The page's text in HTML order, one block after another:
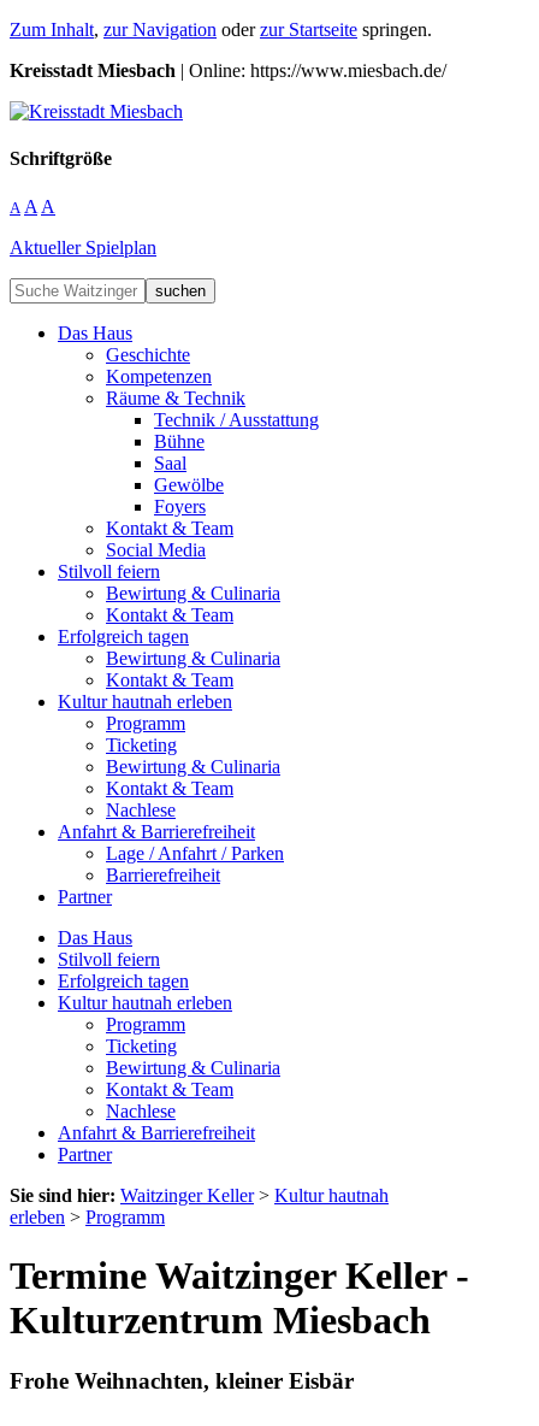
Zum Inhalt, zur Navigation oderzur Startseite springen.
Kreisstadt Miesbach | Online: https://www.miesbach.de/
Schriftgröße
A A A
Aktueller Spielplan
suchen
Das Haus
Geschichte
Kompetenzen
Räume & Technik
Technik / Ausstattung
Bühne
Saal
Gewölbe
Foyers
Kontakt & Team
Social Media
Stilvoll feiern
Bewirtung & Culinaria
Kontakt & Team
Erfolgreich tagen
Bewirtung & Culinaria
Kontakt & Team
Kultur hautnah erleben
Programm
Ticketing
Bewirtung & Culinaria
Kontakt & Team
Nachlese
Anfahrt & Barrierefreiheit
Lage / Anfahrt / Parken
Barrierefreiheit
Partner
Das Haus
Stilvoll feiern
Erfolgreich tagen
Kultur hautnah erleben
Programm
Ticketing
Bewirtung & Culinaria
Kontakt & Team
Nachlese
Anfahrt & Barrierefreiheit
Partner
Sie sind hier: Waitzinger Keller> Kultur hautnah
erleben > Programm
Termine Waitzinger Keller -
Kulturzentrum Miesbach
Frohe Weihnachten, kleiner Eisbär